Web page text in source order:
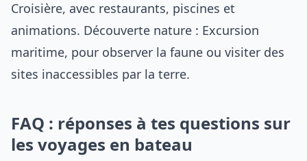
Croisière, avec restaurants, piscines et
animations. Découverte nature : Excursion
maritime, pour observer la faune ou visiter des
sites inaccessibles par la terre.
FAQ : réponses à tes questions sur
les voyages en bateau